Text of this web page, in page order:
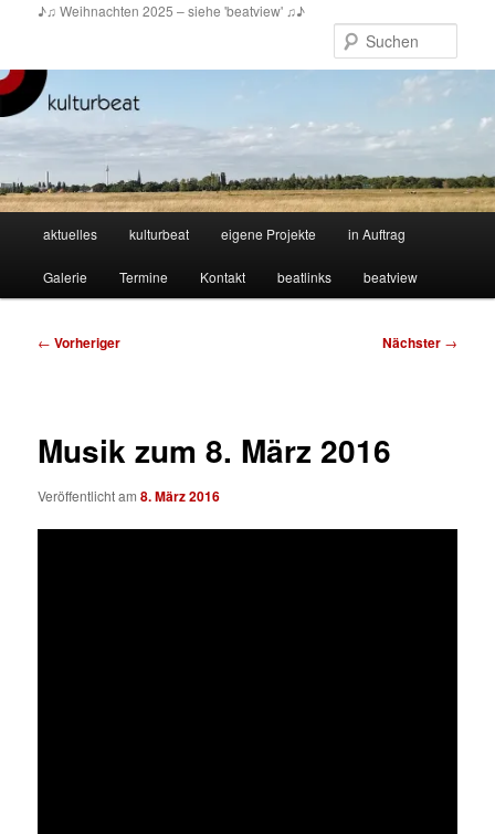
springen
♪♫ Weihnachten 2025 – siehe 'beatview' ♫♪
aktuelles kulturbeat eigene Projekte in Auftrag
Galerie Termine Kontakt beatlinks beatview
Beitragsnavigation
← Vorheriger Nächster →
Musik zum 8. März 2016
Veröffentlicht am8. März 2016